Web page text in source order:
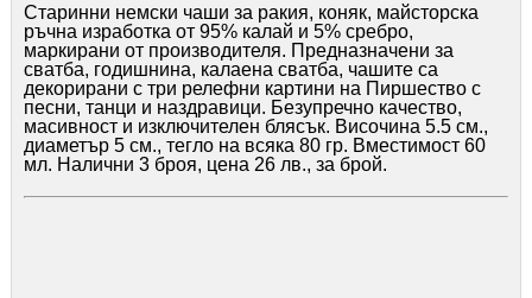
Старинни немски чаши за ракия, коняк, майсторска
ръчна изработка от 95% калай и 5% сребро,
маркирани от производителя. Предназначени за
сватба, годишнина, калаена сватба, чашите са
декорирани с три релефни картини на Пиршество с
песни, танци и наздравици. Безупречно качество,
масивност и изключителен блясък. Височина 5.5 см.,
диаметър 5 см., тегло на всяка 80 гр. Вместимост 60
мл. Налични 3 броя, цена 26 лв., за брой.